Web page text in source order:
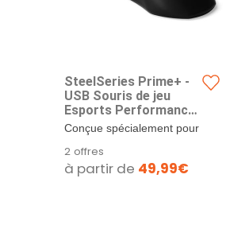
SteelSeries Prime+ -
USB Souris de jeu
Esports Performance -
Capteur optique
TrueMove Pro de 18
000 CPI - Interrupteurs
optiques magnétiques,
Noir
Conçue spécialement pour
exigeantes dans les...
2 offres
à partir de 49,99€